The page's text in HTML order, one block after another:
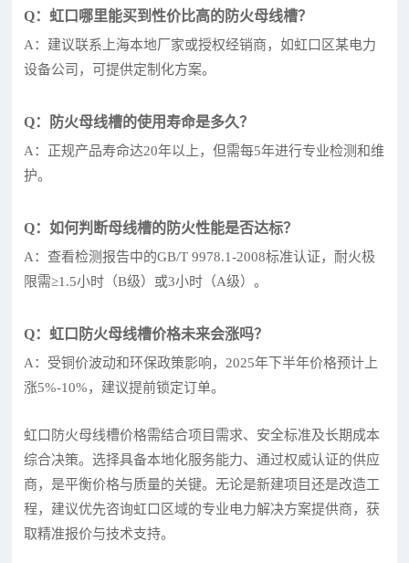
Q：虹口哪里能买到性价比高的防火母线槽？
A：建议联系上海本地厂家或授权经销商，如虹口区某电力
设备公司，可提供定制化方案。
Q：防火母线槽的使用寿命是多久？
A：正规产品寿命达20年以上，但需每5年进行专业检测和维
护。
Q：如何判断母线槽的防火性能是否达标？
A：查看检测报告中的GB/T 9978.1-2008标准认证，耐火极
限需≥1.5小时（B级）或3小时（A级）。
Q：虹口防火母线槽价格未来会涨吗？
A：受铜价波动和环保政策影响，2025年下半年价格预计上
涨5%-10%，建议提前锁定订单。
虹口防火母线槽价格需结合项目需求、安全标准及长期成本
综合决策。选择具备本地化服务能力、通过权威认证的供应
商，是平衡价格与质量的关键。无论是新建项目还是改造工
程，建议优先咨询虹口区域的专业电力解决方案提供商，获
取精准报价与技术支持。